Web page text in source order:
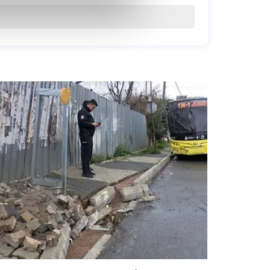
hizmetlerinin sunulması
ve sizlere yönelik
detaylı bilgi için Ayarlar
ve sitemizde ilgili